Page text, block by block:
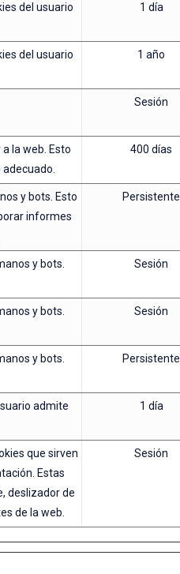
del usuario
1 día
del usuario
1 año
Sesión
la web. Esto
400 días
y bots. Esto
informes
Persistente
y bots. Sesión
y bots. Sesión
y bots. Persistente
admite
1 día
que sirven
Estas
deslizador de
de la web.
Sesión